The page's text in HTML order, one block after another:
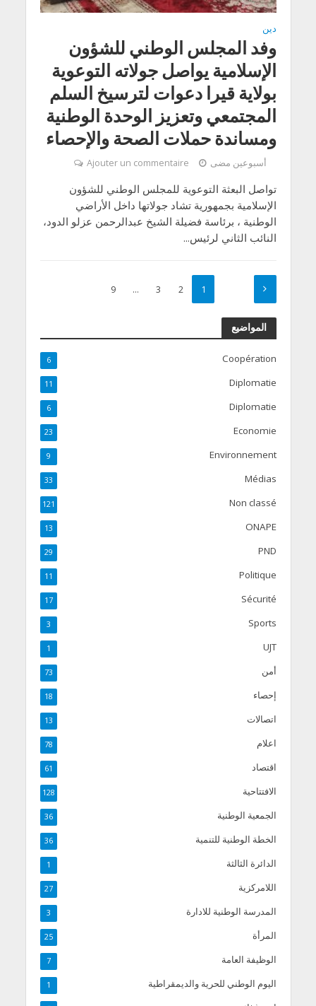
دين
وفد المجلس الوطني للشؤون
الإسلامية يواصل جولاته التوعوية
بولاية قيرا دعوات لترسيخ السلم
المجتمعي وتعزيز الوحدة الوطنية
ومساندة حملات الصحة والإحصاء
أسبوعين مضى Ajouter un commentaire
تواصل البعثة التوعوية للمجلس الوطني للشؤون
الإسلامية بجمهورية تشاد جولاتها داخل الأراضي
الوطنية ، برئاسة فضيلة الشيخ عبدالرحمن عزلو الدود،
النائب الثاني لرئيس...
1
2
3
…
9
المواضيع
Coopération
6
Diplomatie
11
Diplomatie
6
Economie
23
Environnement
9
Médias
33
Non classé
121
ONAPE
13
PND
29
Politique
11
Sécurité
17
Sports
3
UJT
1
أمن 73
إحصاء 18
اتصالات 13
اعلام 78
اقتصاد 61
الافتتاحية 128
الجمعية الوطنية 36
الخطة الوطنية للتنمية 36
الدائرة الثالثة 1
اللامركزية 27
المدرسة الوطنية للادارة 3
المرأة 25
الوظيفة العامة 7
اليوم الوطني للحرية والديمقراطية 1